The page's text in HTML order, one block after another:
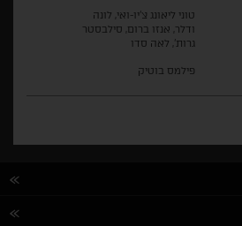
טוני ליאונג צ'יו-ואי, לונה
ודלר, אנזו ברום, סילבסטר
גרות', לאה סדו
פילמס בוטיק